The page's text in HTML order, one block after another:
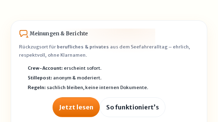
Meinungen & Berichte
Rückzugsort fürberufliches & privates aus dem Seefahreralltag – ehrlich,
respektvoll, ohne Klarnamen.
Crew-Account:erscheint sofort.
Stillepost: anonym & moderiert.
Regeln: sachlich bleiben, keine internen Dokumente.
Jetzt lesen So funktioniert’s